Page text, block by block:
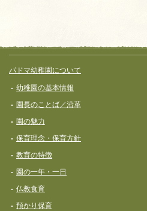
ペ
ー
ジ
ナ
ビ
ゲ
ー
シ
ョ
ン
フッターコンテンツ
パドマ幼稚園について
幼稚園の基本情報
園長のことば／沿革
園の魅力
保育理念・保育⽅針
教育の特徴
園の一年・一日
仏教食育
預かり保育